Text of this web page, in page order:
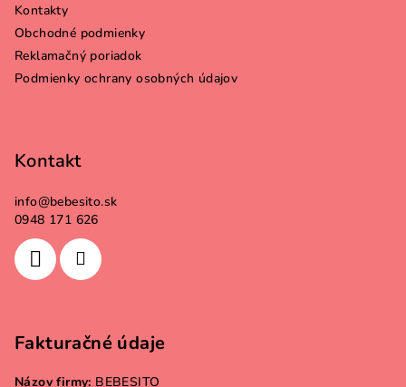
Kontakty
Obchodné podmienky
Reklamačný poriadok
Podmienky ochrany osobných údajov
Kontakt
info@bebesito.sk
0948 171 626
Fakturačné údaje
Názov firmy: BEBESITO